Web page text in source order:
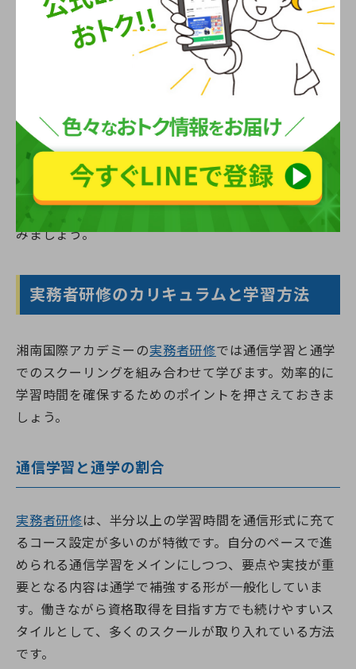
費用軽減のための公的支援策
や貸付制度を設けており、それらを活用することで経
済的負担を軽減できます。特に、介護業界が慢性的に
人手不足である現状を踏まえ、行政側も積極的な支援
策を拡充中です。受講を計画する際には、各地域の制
度をよく調べ、条件に合うものがあればぜひ活用して
みましょう。
実務者研修のカリキュラムと学習方法
湘南国際アカデミーの実務者研修では通信学習と通学
でのスクーリングを組み合わせて学びます。効率的に
学習時間を確保するためのポイントを押さえておきま
しょう。
通信学習と通学の割合
実務者研修は、半分以上の学習時間を通信形式に充て
るコース設定が多いのが特徴です。自分のペースで進
められる通信学習をメインにしつつ、要点や実技が重
要となる内容は通学で補強する形が一般化していま
す。働きながら資格取得を目指す方でも続けやすいス
タイルとして、多くのスクールが取り入れている方法
です。